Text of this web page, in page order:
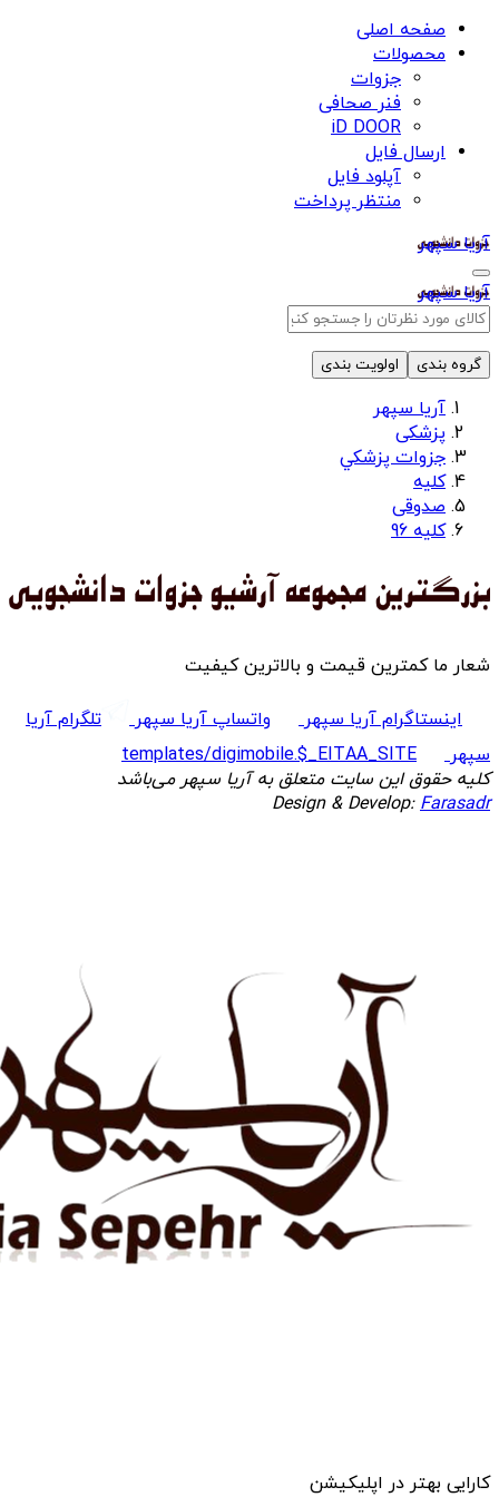
صفحه اصلی
محصولات
جزوات
فنر صحافی
iD DOOR
ارسال فایل
آپلود فایل
منتظر پرداخت
آریا سپهر
آریا سپهر
گروه بندی اولویت بندی
آریا سپهر
پزشکی
جزوات پزشكي
كليه
صدوقی
کلیه 96
شعار ما کمترین قیمت و بالاترین کیفیت
اینستاگرام آریا سپهر واتساپ آریا سپهر
تلگرام آریا
سپهر
templates/digimobile.$_EITAA_SITE
کلیه حقوق این سایت متعلق به آریا سپهر می‌باشد
Design & Develop:Farasadr
کارایی بهتر در اپلیکیشن